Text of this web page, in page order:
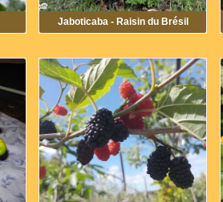
Jaboticaba - Raisin du Brésil